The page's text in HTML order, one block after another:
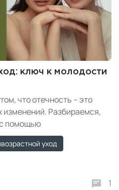
ключ к молодости
что отечность – это
изменений. Разбираемся,
с помощью
уход
1